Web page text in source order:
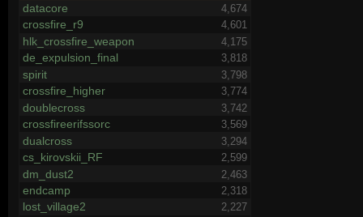
datacore 4,674
crossfire_r9 4,601
hlk_crossfire_weapon 4,175
de_expulsion_final 3,818
spirit 3,798
crossfire_higher 3,774
doublecross 3,742
crossfireerifssorc 3,569
dualcross 3,294
cs_kirovskii_RF 2,599
dm_dust2 2,463
endcamp 2,318
lost_village2 2,227